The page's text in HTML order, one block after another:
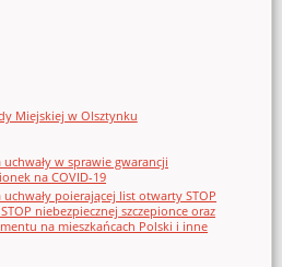
Miejskiej w Olsztynku
w sprawie gwarancji
na COVID-19
poierającej list otwarty STOP
niebezpiecznej szczepionce oraz
na mieszkańcach Polski i inne